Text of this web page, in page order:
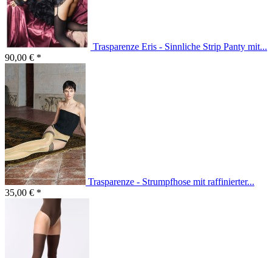
Trasparenze Eris - Sinnliche Strip Panty mit...
90,00 € *
Trasparenze - Strumpfhose mit raffinierter...
35,00 € *